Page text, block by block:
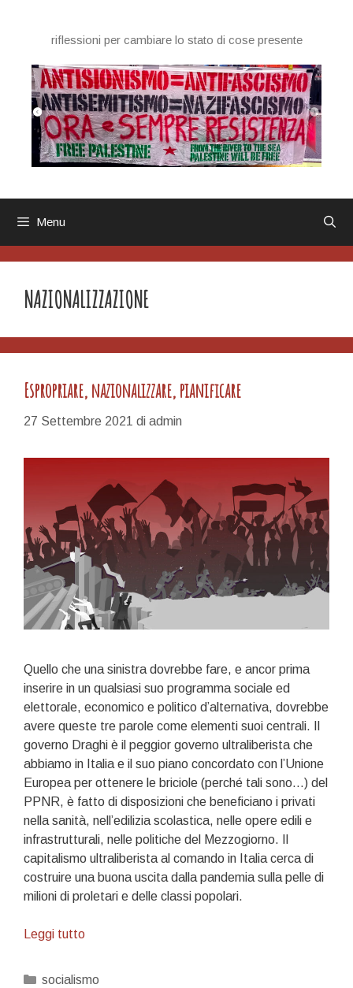
contenutoriflessioni per cambiare lo stato di cose presente
Menu
NAZIONALIZZAZIONE
Espropriare, nazionalizzare, pianificare
27 Settembre 2021 di admin
Quello che una sinistra dovrebbe fare, e ancor prima
inserire in un qualsiasi suo programma sociale ed
elettorale, economico e politico d’alternativa, dovrebbe
avere queste tre parole come elementi suoi centrali. Il
governo Draghi è il peggior governo ultraliberista che
abbiamo in Italia e il suo piano concordato con l’Unione
Europea per ottenere le briciole (perché tali sono…) del
PPNR, è fatto di disposizioni che beneficiano i privati
nella sanità, nell’edilizia scolastica, nelle opere edili e
infrastrutturali, nelle politiche del Mezzogiorno. Il
capitalismo ultraliberista al comando in Italia cerca di
costruire una buona uscita dalla pandemia sulla pelle di
milioni di proletari e delle classi popolari.
Leggi tuttoEspropriare,
Categorie
socialismo